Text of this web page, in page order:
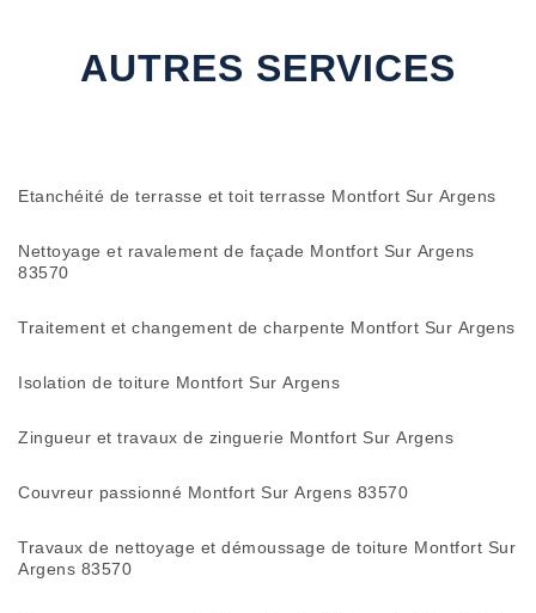
AUTRES SERVICES
Etanchéité de terrasse et toit terrasse Montfort Sur Argens
Nettoyage et ravalement de façade Montfort Sur Argens
83570
Traitement et changement de charpente Montfort Sur Argens
Isolation de toiture Montfort Sur Argens
Zingueur et travaux de zinguerie Montfort Sur Argens
Couvreur passionné Montfort Sur Argens 83570
Travaux de nettoyage et démoussage de toiture Montfort Sur
Argens 83570